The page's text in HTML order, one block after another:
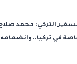
التركي: محمد
في تركيا..